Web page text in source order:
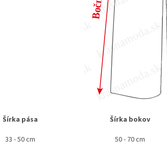
Šírka pása Šírka bokov
33 - 50 cm 50 - 70 cm